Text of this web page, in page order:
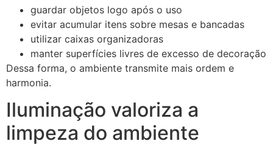
guardar objetos logo após o uso
evitar acumular itens sobre mesas e bancadas
utilizar caixas organizadoras
manter superfícies livres de excesso de decoração
Dessa forma, o ambiente transmite mais ordem e
harmonia.
Iluminação valoriza a
limpeza do ambiente